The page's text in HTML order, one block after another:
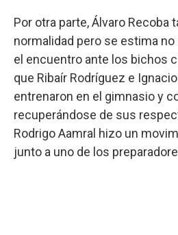
Por otra parte, Álvaro Recoba
normalidad pero se estima no
el encuentro ante los bichos
que Ribaír Rodríguez e
entrenaron en el gimnasio y
recuperándose de sus
Rodrigo Aamral hizo un
junto a uno de los